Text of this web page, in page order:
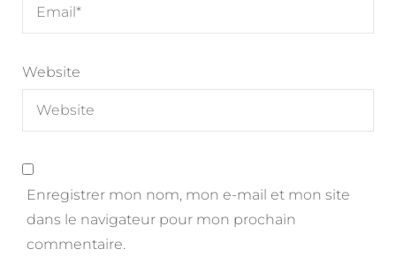
Website
Enregistrer mon nom, mon e-mail et mon site
dans le navigateur pour mon prochain
commentaire.